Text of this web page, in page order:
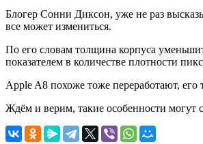
Блогер Сонни Диксон, уже не раз
все может измениться.
По его словам толщина корпуса
показателем в количестве плотности
Apple A8 похоже тоже переработают, его
Ждём и верим, такие особенности могут